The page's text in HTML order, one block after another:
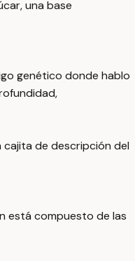
una base
genético donde hablo
de descripción del
está compuesto de las